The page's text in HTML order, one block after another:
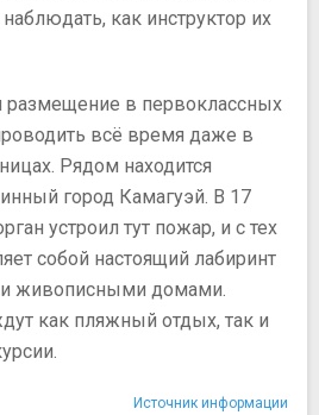
как инструктор их
размещение в первоклассных
всё время даже в
Рядом находится
город Камагуэй. В 17
устроил тут пожар, и с тех
собой настоящий лабиринт
живописными домами.
как пляжный отдых, так и
Источник информации